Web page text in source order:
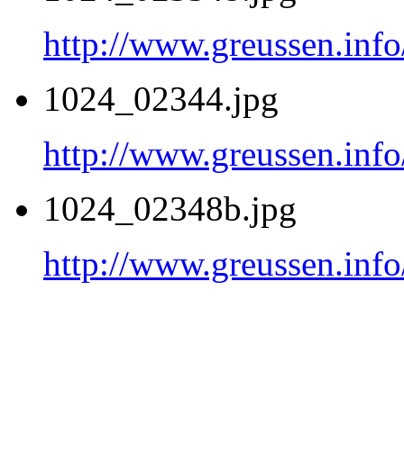
http://
1024_02344.jpg
http://
1024_02348b.jpg
http://